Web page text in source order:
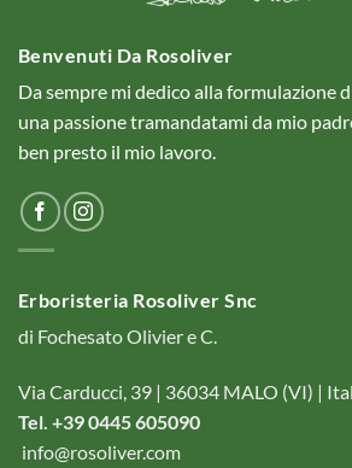
Benvenuti Da Rosoliver
Da sempre mi dedico alla formulazione
una passione tramandatami da mio
ben presto il mio lavoro.
Erboristeria Rosoliver Snc
di Fochesato Olivier e C.
Via Carducci, 39 | 36034 MALO (VI) |
Tel. +39 0445 605090
info@rosoliver.com